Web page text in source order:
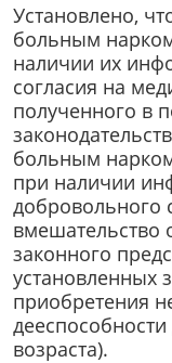
Установлено,
больным
наличии их
согласия на
полученного в
больным
при наличии
добровольного
вмешательство
законного
установленных
приобретения
возраста).